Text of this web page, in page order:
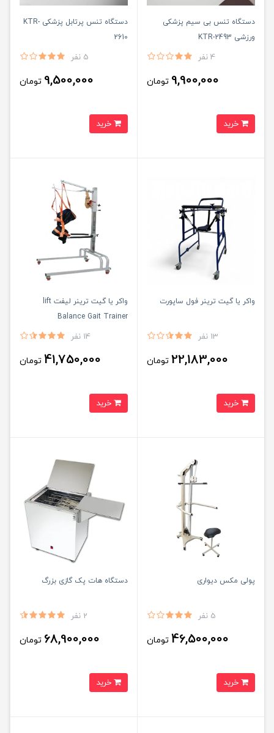
دستگاه تنس بی سیم پزشکی
ورزشی KTR-2493
4 نفر
9,900,000 تومان
دستگاه تنس پرتابل پزشکی KTR-
2610
5 نفر
9,500,000 تومان
واکر یا گیت ترینر فول ساپورت
13 نفر
22,183,000 تومان
واکر یا گیت ترینر لیفت lift
Balance Gait Trainer
14 نفر
41,750,000 تومان
پولی مکس دیواری
5 نفر
46,500,000 تومان
دستگاه هات پک گازی بزرگ
2 نفر
68,900,000 تومان